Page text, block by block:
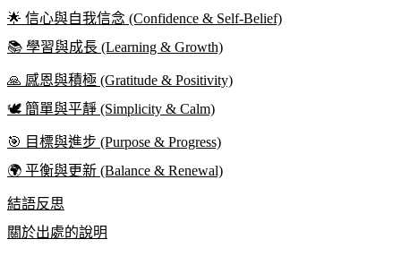
🌟 信心與自我信念 (Confidence & Self‑Belief)
📚 學習與成長 (Learning & Growth)
🙏 感恩與積極 (Gratitude & Positivity)
🕊️ 簡單與平靜 (Simplicity & Calm)
🎯 目標與進步 (Purpose & Progress)
🌍 平衡與更新 (Balance & Renewal)
結語反思
關於出處的說明